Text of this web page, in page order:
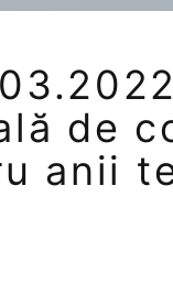
de
anii